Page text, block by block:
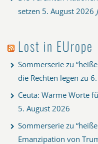
setzen 5. August 2026
Lost in EUrope
Sommerserie zu
die Rechten legen zu
Ceuta: Warme Worte
5. August 2026
Sommerserie zu
Emanzipation von